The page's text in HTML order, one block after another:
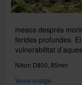
mesos després
ferides profundes.
vulnerabilitat
Nikon D800, 85mm
Veure imatge